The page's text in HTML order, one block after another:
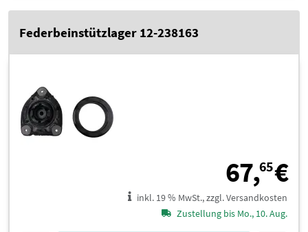
Federbeinstützlager 12-238163
67,65€
inkl. 19 % MwSt., zzgl. Versandkosten
Zustellung bis Mo., 10. Aug.